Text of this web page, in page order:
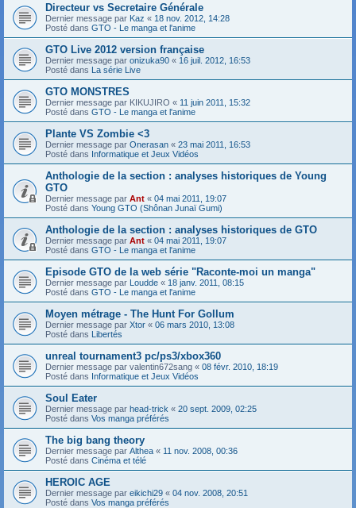
Directeur vs Secretaire Générale
Dernier message par Kaz « 18 nov. 2012, 14:28
Posté dans GTO - Le manga et l'anime
GTO Live 2012 version française
Dernier message par onizuka90 « 16 juil. 2012, 16:53
Posté dans La série Live
GTO MONSTRES
Dernier message par KIKUJIRO « 11 juin 2011, 15:32
Posté dans GTO - Le manga et l'anime
Plante VS Zombie <3
Dernier message par Onerasan « 23 mai 2011, 16:53
Posté dans Informatique et Jeux Vidéos
Anthologie de la section : analyses historiques de Young
GTO
Dernier message par Ant « 04 mai 2011, 19:07
Posté dans Young GTO (Shônan Junaï Gumi)
Anthologie de la section : analyses historiques de GTO
Dernier message par Ant « 04 mai 2011, 19:07
Posté dans GTO - Le manga et l'anime
Episode GTO de la web série "Raconte-moi un manga"
Dernier message par Loudde « 18 janv. 2011, 08:15
Posté dans GTO - Le manga et l'anime
Moyen métrage - The Hunt For Gollum
Dernier message par Xtor « 06 mars 2010, 13:08
Posté dans Libertés
unreal tournament3 pc/ps3/xbox360
Dernier message par valentin672sang « 08 févr. 2010, 18:19
Posté dans Informatique et Jeux Vidéos
Soul Eater
Dernier message par head-trick « 20 sept. 2009, 02:25
Posté dans Vos manga préférés
The big bang theory
Dernier message par Althea « 11 nov. 2008, 00:36
Posté dans Cinéma et télé
HEROIC AGE
Dernier message par eikichi29 « 04 nov. 2008, 20:51
Posté dans Vos manga préférés